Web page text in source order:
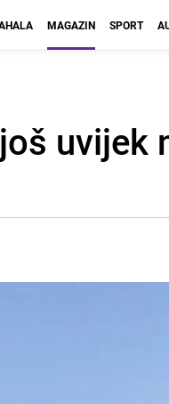
MAGAZIN SPORT
uvijek